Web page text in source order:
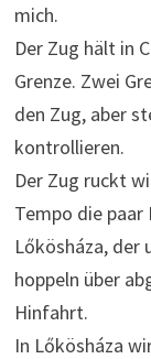
mich.
Der Zug hält in
Grenze. Zwei
den Zug, aber
kontrollieren.
Der Zug ruckt
Tempo die
Lőkösháza, der
hoppeln über
Hinfahrt.
In Lőkösháza